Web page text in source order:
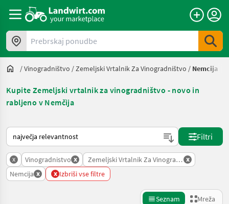
Prebrskaj ponudbe
/Vinogradništvo /Zemeljski Vrtalnik Za Vinogradništvo / Nemcija
Kupite Zemeljski vrtalnik za vinogradništvo - novo in
rabljeno v Nemčija
Tako je razvrščeno na Landwirt.com
Filtri
x Vinogradnistvo x Zemeljski Vrtalnik Za Vinogradnistvo
x
Nemcija x x Izbriši vse filtre
Seznam Mreža